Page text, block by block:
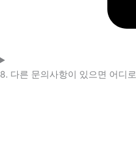
8. 다른 문의사항이 있으면 어디